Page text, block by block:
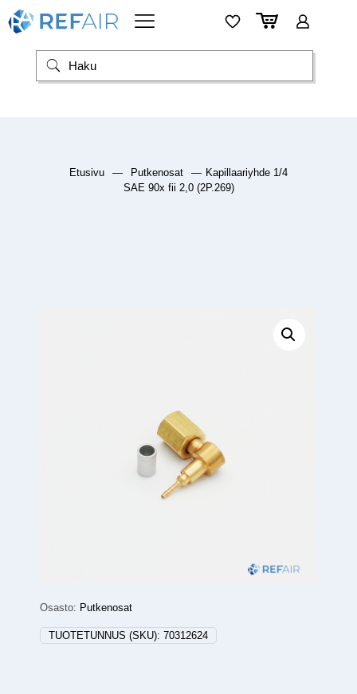
Etusivu — Putkenosat — Kapillaariyhde 1/4
SAE 90x fii 2,0 (2P.269)
Osasto: Putkenosat
TUOTETUNNUS (SKU): 70312624